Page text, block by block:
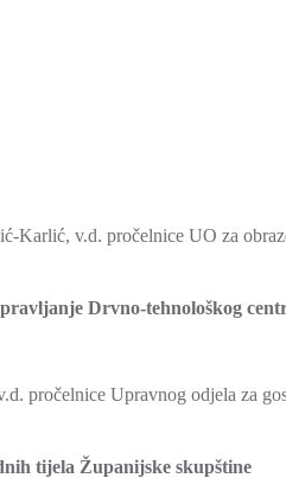
Karlić, v.d. pročelnice UO za
Drvno-tehnološkog
pročelnice Upravnog odjela za
tijela Županijske skupštine